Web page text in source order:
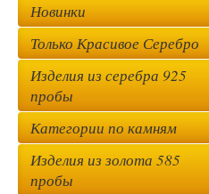
Новинки
Только Красивое Серебро
Изделия из серебра 925
пробы
Категории по камням
Изделия из золота 585
пробы